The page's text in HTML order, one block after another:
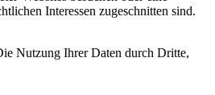
Interessen zugeschnitten sind.
Nutzung Ihrer Daten durch Dritte,